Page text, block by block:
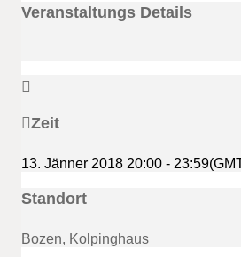
Veranstaltungs Details
Zeit
13. Jänner 2018 20:00 - 23:59
Standort
Bozen, Kolpinghaus